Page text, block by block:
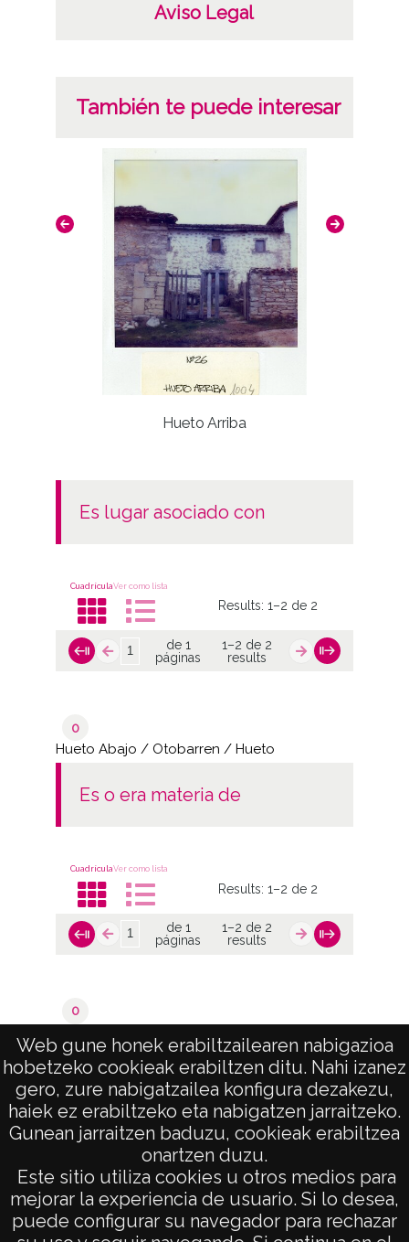
Web gune honek erabiltzailearen nabigazioa
hobetzeko cookieak erabiltzen ditu. Nahi izanez
gero, zure nabigatzailea konfigura dezakezu,
haiek ez erabiltzeko eta nabigatzen jarraitzeko.
Gunean jarraitzen baduzu, cookieak erabiltzea
onartzen duzu.
Este sitio utiliza cookies u otros medios para
mejorar la experiencia de usuario. Si lo desea,
puede configurar su navegador para rechazar
Aviso Legal
También te puede interesar
Hueto Arriba
es lugar asociado con
CuadrículaVer como lista
Results:1–2 de 2
de 1
páginas
1–2 de 2
results
0
Hueto Abajo / Otobarren / Hueto
es o era materia de
CuadrículaVer como lista
Results:1–2 de 2
de 1
páginas
1–2 de 2
results
0
de 1
páginas
1–2 de 2
results
AVISO LEGAL
POLÍTICA DE PRIVACIDAD
ACCESIBILIDAD